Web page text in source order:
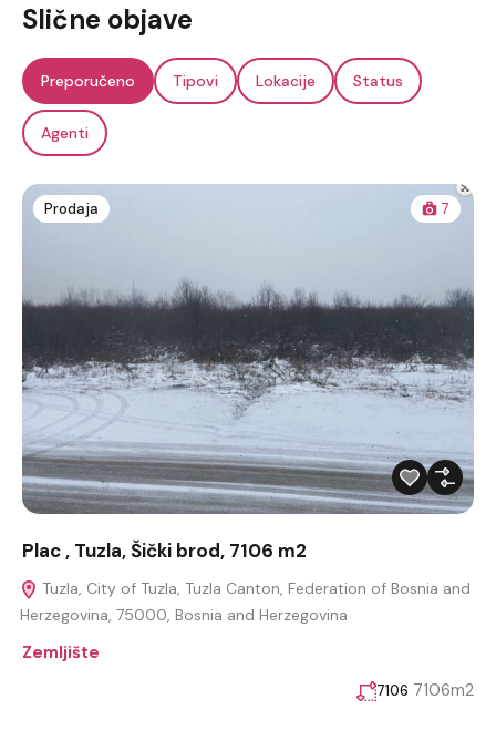
Slične objave
Preporučeno Tipovi Lokacije Status
Agenti
Prodaja 7
Plac , Tuzla, Šički brod, 7106 m2
Tuzla, City of Tuzla, Tuzla Canton, Federation of Bosnia and
Herzegovina, 75000, Bosnia and Herzegovina
Zemljište
7106 7106m2